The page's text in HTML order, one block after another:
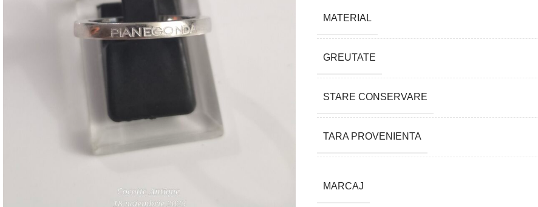
MATERIAL
GREUTATE
STARE CONSERVARE
TARA PROVENIENTA
MARCAJ